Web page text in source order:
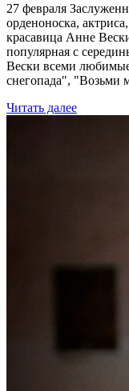
27 февраля
орденоноска,
красавица Анне
популярная с
Вески всеми
снегопада", "Возьми
Читать далее